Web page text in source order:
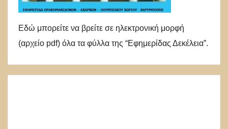
Εδώ μπορείτε να βρείτε σε ηλεκτρονική μορφή
(αρχείο pdf) όλα τα φύλλα της “Εφημερίδας Δεκέλεια”.